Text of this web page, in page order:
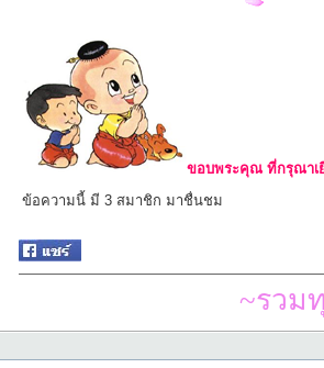
ขอบพระคุณ ที่กรุณาเ
ข้อความนี้ มี 3 สมาชิก มาชื่นชม
~รวม